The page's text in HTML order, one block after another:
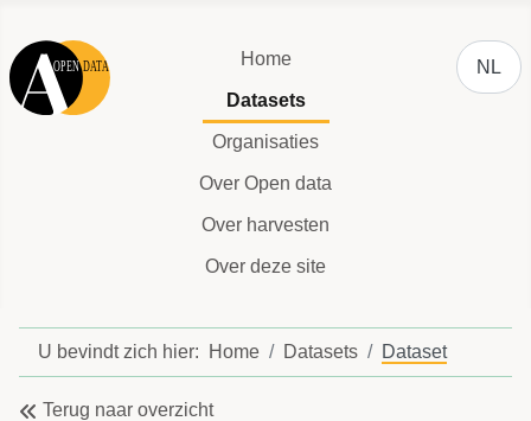
Home
Datasets
Organisaties
Over Open data
Over harvesten
Over deze site
NL
U bevindt zich hier: Home Datasets Dataset
Terug naar overzicht